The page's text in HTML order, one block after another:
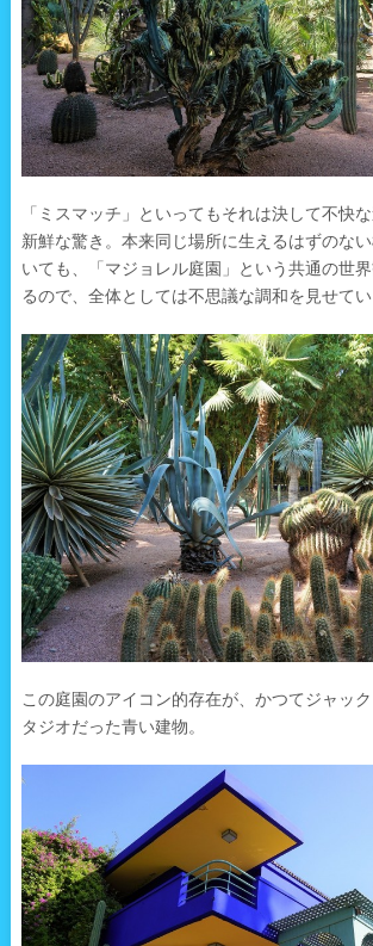
「ミスマッチ」といってもそれは決して不快な
新鮮な驚き。本来同じ場所に生えるはずのな
いても、「マジョレル庭園」という共通の世
るので、全体としては不思議な調和を見せてい
この庭園のアイコン的存在が、かつてジャッ
タジオだった青い建物。